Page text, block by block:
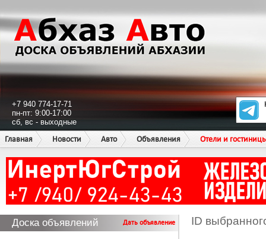
+7 940 774-17-71
пн-пт: 9:00-17:00
сб, вс - выходные
Главная
Новости Авто Объявления Отели и
Доска объявлений Дать объявление ID